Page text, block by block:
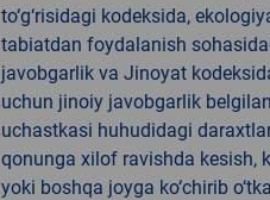
to‘g‘risidagi kodeksida,
tabiatdan foydalanish
javobgarlik va Jinoyat
uchun jinoiy javobgarlik
uchastkasi huhudidagi
qonunga xilof ravishda kesish,
yoki boshqa joyga ko‘chirib